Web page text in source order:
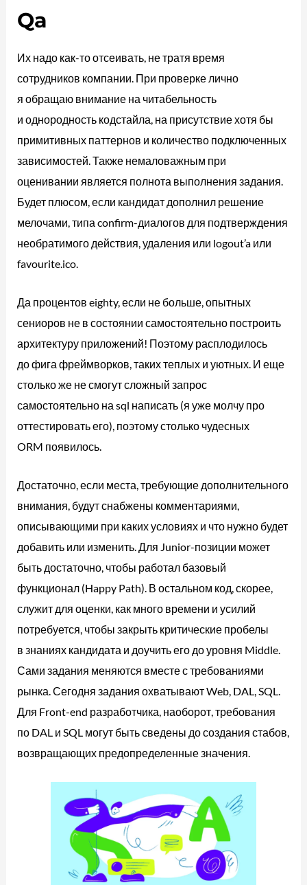
Qa
Их надо как-то отсеивать, не тратя время
сотрудников компании. При проверке лично
я обращаю внимание на читабельность
и однородность кодстайла, на присутствие хотя бы
примитивных паттернов и количество подключенных
зависимостей. Также немаловажным при
оценивании является полнота выполнения задания.
Будет плюсом, если кандидат дополнил решение
мелочами, типа confirm-диалогов для подтверждения
необратимого действия, удаления или logout’a или
favourite.ico.
Да процентов eighty, если не больше, опытных
сениоров не в состоянии самостоятельно построить
архитектуру приложений! Поэтому расплодилось
до фига фреймворков, таких теплых и уютных. И еще
столько же не смогут сложный запрос
самостоятельно на sql написать (я уже молчу про
оттестировать его), поэтому столько чудесных
ORM появилось.
Достаточно, если места, требующие дополнительного
внимания, будут снабжены комментариями,
описывающими при каких условиях и что нужно будет
добавить или изменить. Для Junior-позиции может
быть достаточно, чтобы работал базовый
функционал (Happy Path). В остальном код, скорее,
служит для оценки, как много времени и усилий
потребуется, чтобы закрыть критические пробелы
в знаниях кандидата и доучить его до уровня Middle.
Сами задания меняются вместе с требованиями
рынка. Сегодня задания охватывают Web, DAL, SQL.
Для Front-end разработчика, наоборот, требования
по DAL и SQL могут быть сведены до создания стабов,
возвращающих предопределенные значения.